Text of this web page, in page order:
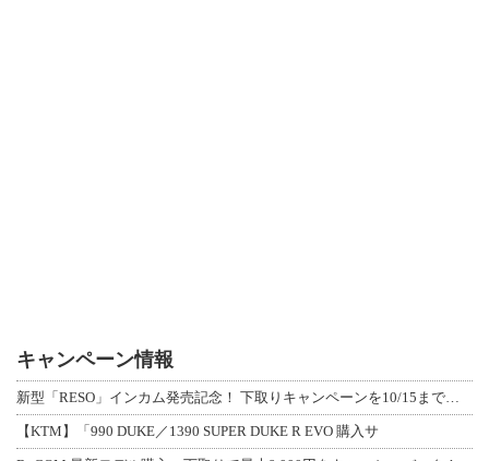
キャンペーン情報
新型「RESO」インカム発売記念！ 下取りキャンペーンを10/15まで延長して開
【KTM】「990 DUKE／1390 SUPER DUKE R EVO 購入サ